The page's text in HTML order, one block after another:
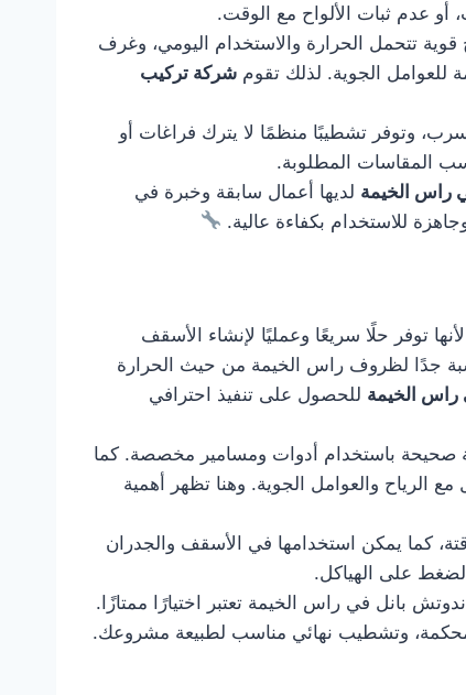
عدم ثبات الألواح مع الوقت.
تتحمل الحرارة والاستخدام اليومي، وغرف
للعوامل الجوية. لذلك تقوم شركة تركيب
وتوفر تشطيبًا منظمًا لا يترك فراغات أو
المقاسات المطلوبة.
راس الخيمة لديها أعمال سابقة وخبرة في
للاستخدام بكفاءة عالية.
توفر حلًا سريعًا وعمليًا لإنشاء الأسقف
جدًا لظروف راس الخيمة من حيث الحرارة
الخيمة للحصول على تنفيذ احترافي
صحيحة باستخدام أدوات ومسامير مخصصة. كما
والعوامل الجوية. وهنا تظهر أهمية
كما يمكن استخدامها في الأسقف والجدران
على الهياكل.
بانل في راس الخيمة تعتبر اختيارًا ممتازًا.
وتشطيب نهائي مناسب لطبيعة مشروعك.